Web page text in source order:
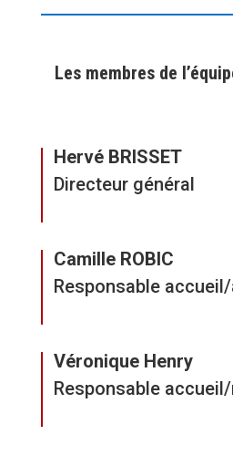
Les membres de
Hervé BRISSET
Directeur général
Camille ROBIC
Responsable
Véronique Henry
Responsable